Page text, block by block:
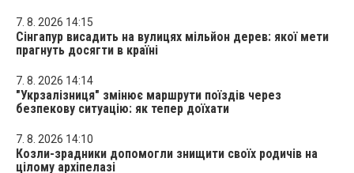
7. 8. 2026 14:15
Сінгапур висадить на вулицях мільйон дерев: якої мети
прагнуть досягти в країні
7. 8. 2026 14:14
"Укрзалізниця" змінює маршрути поїздів через
безпекову ситуацію: як тепер доїхати
7. 8. 2026 14:10
Козли-зрадники допомогли знищити своїх родичів на
цілому архіпелазі